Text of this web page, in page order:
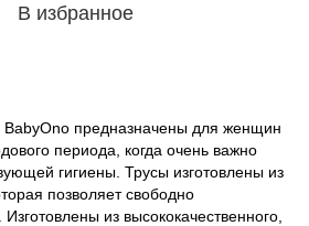
В избранное
BabyOno предназначены для женщин
периода, когда очень важно
гигиены. Трусы изготовлены из
позволяет свободно
Изготовлены из высококачественного,